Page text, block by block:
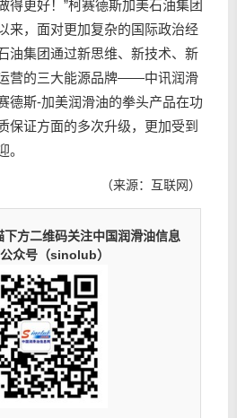
得更好！”柯赛德斯加美石油集团
来，面对更加复杂的国际政治经
油集团通过新思维、新技术、新
营的三大能源品牌——中讯润滑
德斯-加美润滑油的拳头产品在功
保证方面的多次升级，更加受到
。
（来源：互联网）
方二维码关注中国润滑油信息
众号（sinolub）